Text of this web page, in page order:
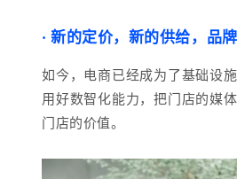
·新的定价，新的供给，品
如今 ，电商已经成为了基础设
用好数智化能力，把门店的媒
门店的价值。